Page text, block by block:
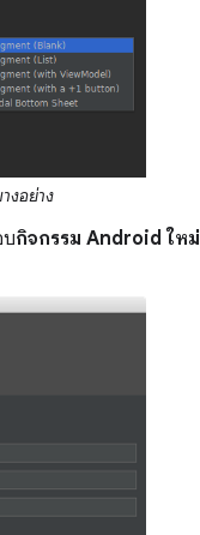
งอย่าง
บกิจกรรม Android ใหม่